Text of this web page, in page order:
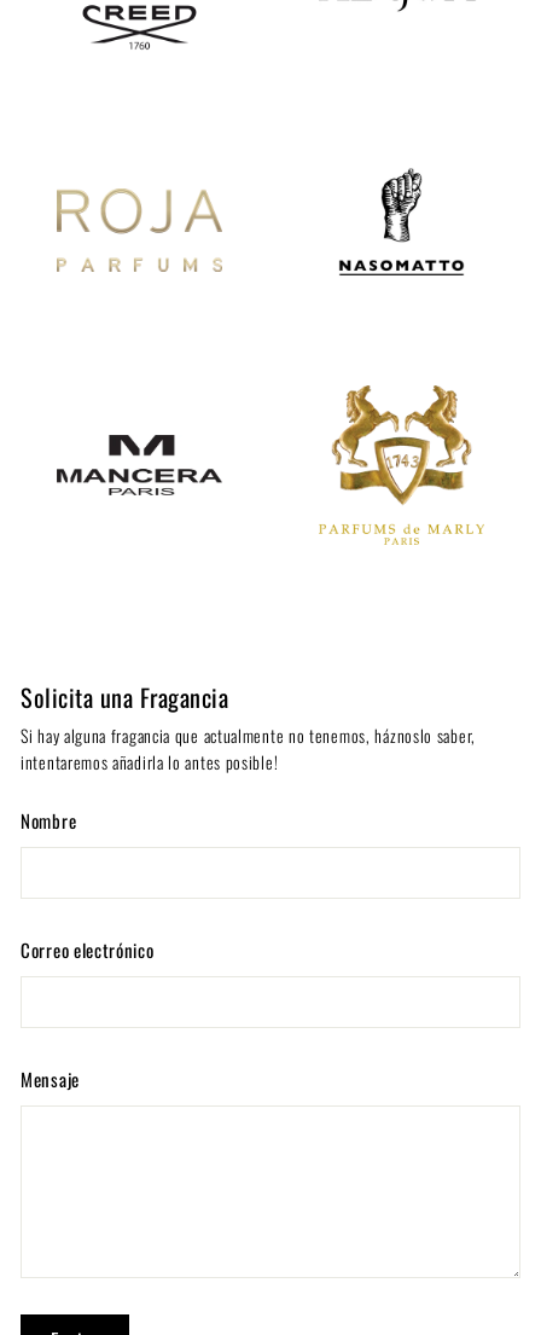
Solicita una Fragancia
Si hay alguna fragancia que actualmente no tenemos, háznoslo saber,
intentaremos añadirla lo antes posible!
Nombre
Correo electrónico
Mensaje
Enviar